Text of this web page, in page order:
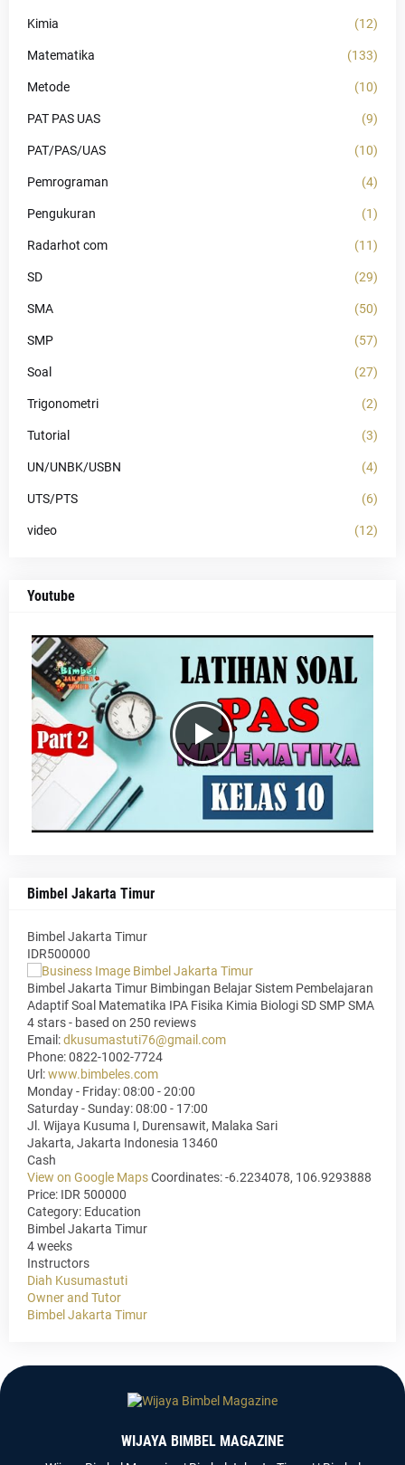
Kimia (12)
Matematika (133)
Metode (10)
PAT PAS UAS (9)
PAT/PAS/UAS (10)
Pemrograman (4)
Pengukuran (1)
Radarhot com (11)
SD (29)
SMA (50)
SMP (57)
Soal (27)
Trigonometri (2)
Tutorial (3)
UN/UNBK/USBN (4)
UTS/PTS (6)
video (12)
Youtube
Bimbel Jakarta Timur
Bimbel Jakarta Timur
IDR500000
Bimbel Jakarta Timur Bimbingan Belajar Sistem Pembelajaran
Adaptif Soal Matematika IPA Fisika Kimia Biologi SD SMP SMA
4 stars - based on 250 reviews
Email:dkusumastuti76@gmail.com
Phone:0822-1002-7724
Url:www.bimbeles.com
Monday - Friday: 08:00 - 20:00
Saturday - Sunday: 08:00 - 17:00
Jl. Wijaya Kusuma I, Durensawit, Malaka Sari
Jakarta, Jakarta Indonesia 13460
Cash
View on Google MapsCoordinates: -6.2234078, 106.9293888
Price: IDR 500000
Category: Education
Bimbel Jakarta Timur
4 weeks
Instructors
Diah Kusumastuti
Owner and Tutor
Bimbel Jakarta Timur
WIJAYA BIMBEL MAGAZINE